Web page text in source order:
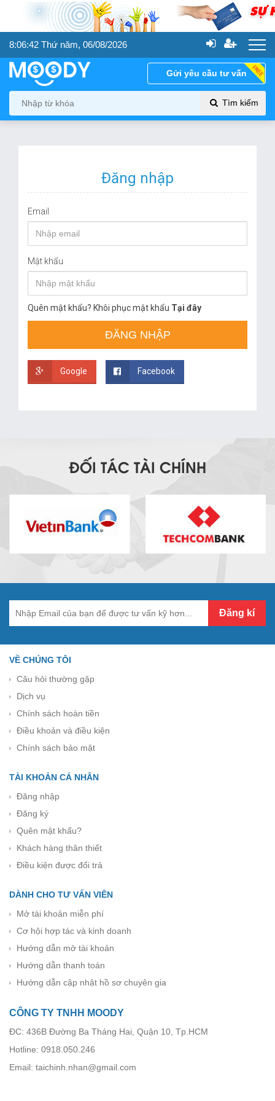
8:06:42 Thứ năm, 06/08/2026
Tìm kiếm
Gửi yêu cầu tư vấn
Đăng nhập
Email
Mật khẩu
Quên mật khẩu? Khôi phục mật khẩu Tại đây
ĐĂNG NHẬP
Google Facebook
ĐỐI TÁC TÀI CHÍNH
VỀ CHÚNG TÔI
Câu hỏi thường gặp
Dịch vụ
Chính sách hoàn tiền
Điều khoản và điều kiện
Chính sách bảo mật
TÀI KHOẢN CÁ NHÂN
Đăng nhập
Đăng ký
Quên mật khẩu?
Khách hàng thân thiết
Điều kiện được đổi trả
DÀNH CHO TƯ VẤN VIÊN
Mở tài khoản miễn phí
Cơ hội hợp tác và kinh doanh
Hướng dẫn mở tài khoản
Hướng dẫn thanh toán
Hướng dẫn cập nhật hồ sơ chuyên gia
CÔNG TY TNHH MOODY
ĐC: 436B Đường Ba Tháng Hai, Quận 10, Tp.HCM
Hotline: 0918.050.246
Email: taichinh.nhan@gmail.com